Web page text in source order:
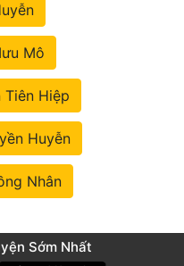
Mô
Tiên Hiệp
Huyễn
Nhân
Sớm Nhất